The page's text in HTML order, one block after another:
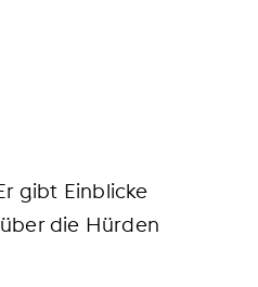
gibt Einblicke
die Hürden